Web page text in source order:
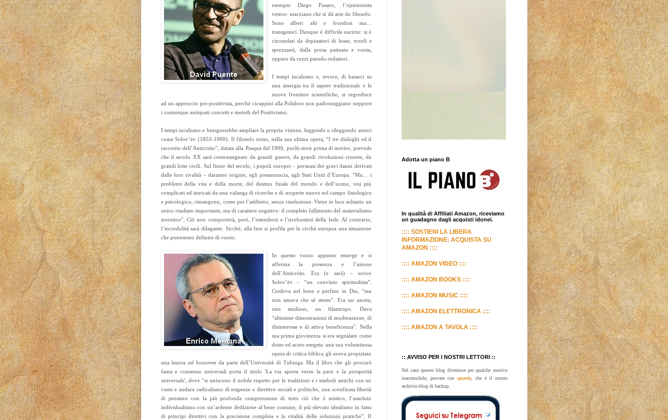
esempio Diego Fusaro, l’opinionista
vetero- marxiano che si dà arie da filosofo.
Sono alberi alti e frondosi ma…
transgenici. Dunque è difficile uscirne: si è
circondati da depistatori di lusso, tronfi e
sprezzanti, dalla prosa patinata e vuota,
oppure da rozzi pseudo-redattori.
I tempi incalzano e, invece, di basarci su
una sinergia tra il sapere tradizionale e le
nuove frontiere scientifiche, si regredisce
ad un approccio pre-positivista, perché cicappini alla Polidoro non padroneggiano neppure
i comunque antiquati concetti e metodi del Positivismo.
I tempi incalzano e bisognerebbe ampliare la propria visione, leggendo o rileggendo autori
come Solov’ëv (1853-1900). Il filosofo russo, nella sua ultima opera, “I tre dialoghi ed il
racconto dell’Anticristo”, datata alla Pasqua del 1900, pochi mesi prima di morire, prevede
che il secolo XX sarà contrassegnato da grandi guerre, da grandi rivoluzioni cruente, da
grandi lotte civili. Sul finire del secolo, i popoli europei – persuasi dei gravi danni derivati
dalle loro rivalità – daranno origine, egli preannuncia, agli Stati Uniti d’Europa. “Ma… i
problemi della vita e della morte, del destino finale del mondo e dell’uomo, resi più
complicati ed intricati da una valanga di ricerche e di scoperte nuove nel campo fisiologico
e psicologico, rimangono, come per l’addietro, senza risoluzione. Viene in luce soltanto un
unico risultato importante, ma di carattere negativo: il completo fallimento del materialismo
teoretico”. Ciò non comporterà, però, l’estendersi e l’irrobustirsi della fede. Al contrario,
l’incredulità sarà dilagante. Sicché, alla fine si profila per la civiltà europea una situazione
che potremmo definire di vuoto.
In questo vuoto appunto emerge e si
afferma la presenza e l’azione
dell’Anticristo. Era (e sarà) – scrive
Solov’ëv – “un convinto spiritualista”.
Credeva nel bene e perfino in Dio, “ma
non amava che sé stesso”. Era un asceta,
uno studioso, un filantropo. Dava
“altissime dimostrazioni di moderazione, di
disinteresse e di attiva beneficenza”. Nella
sua prima giovinezza si era segnalato come
dotto ed acuto esegeta: una sua voluminosa
opera di critica biblica gli aveva propiziato
una laurea ad honorem da parte dell’Università di Tubinga. Ma il libro che gli procurò
fama e consenso universali porta il titolo 'La via aperta verso la pace e la prosperità
universale', dove “si uniscono il nobile rispetto per le tradizioni e i simboli antichi con un
vasto e audace radicalismo di esigenze e direttive sociali e politiche, una sconfinata libertà
di pensiero con la più profonda comprensione di tutto ciò che è mistico, l’assoluto
individualismo con un’ardente dedizione al bene comune, il più elevato idealismo in fatto
di principi direttivi con la precisione completa e la vitalità delle soluzioni pratiche”. Il
Adotta un piano B
In qualità di Affiliati Amazon, riceviamo
un guadagno dagli acquisti idonei.
:::: SOSTIENI LA LIBERA
INFORMAZIONE: ACQUISTA SU
AMAZON ::::
:::: AMAZON VIDEO ::::
:::: AMAZON BOOKS ::::
:::: AMAZON MUSIC ::::
:::: AMAZON ELETTRONICA ::::
:::: AMAZON A TAVOLA ::::
:: AVVISO PER I NOSTRI LETTORI ::
Nel caso questo blog divenisse per qualche motivo
inaccessibile, provate con questo, che è il nostro
archivio-blog di backup.